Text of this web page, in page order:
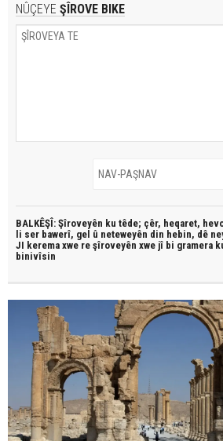
NÛÇEYE ŞÎROVE BIKE
BALKÊŞÎ: Şîroveyên ku têde; çêr, heqaret,
li ser bawerî, gel û neteweyên din hebin, dê
JI kerema xwe re şîroveyên xwe jî bi gramera
binivîsin